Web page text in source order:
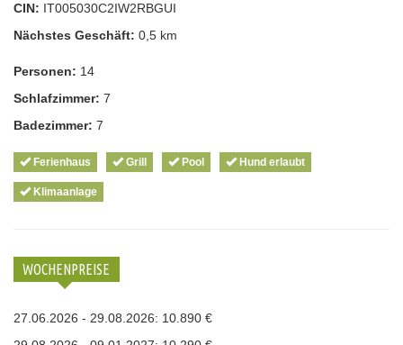
CIN: IT005030C2IW2RBGUI
Nächstes Geschäft: 0,5 km
Personen: 14
Schlafzimmer: 7
Badezimmer: 7
Ferienhaus Grill Pool Hund erlaubt
Klimaanlage
WOCHENPREISE
27.06.2026 - 29.08.2026: 10.890 €